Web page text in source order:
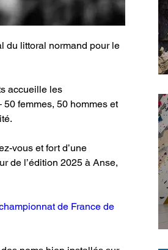
du littoral normand pour le
accueille les
50 femmes, 50 hommes et
vous et fort d’une
de l’édition 2025 à Anse,
de France de